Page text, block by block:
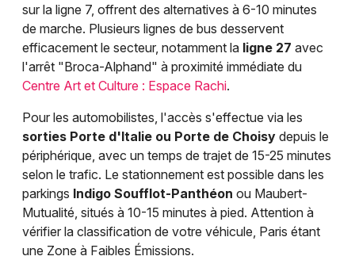
sur la ligne 7, offrent des alternatives à 6-10 minutes
de marche. Plusieurs lignes de bus desservent
efficacement le secteur, notamment la ligne 27 avec
l'arrêt "Broca-Alphand" à proximité immédiate du
Centre Art et Culture : Espace Rachi.
Pour les automobilistes, l'accès s'effectue via les
sorties Porte d'Italie ou Porte de Choisy depuis le
périphérique, avec un temps de trajet de 15-25 minutes
selon le trafic. Le stationnement est possible dans les
parkings Indigo Soufflot-Panthéon ou Maubert-
Mutualité, situés à 10-15 minutes à pied. Attention à
vérifier la classification de votre véhicule, Paris étant
une Zone à Faibles Émissions.